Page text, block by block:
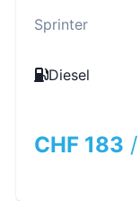
Sprinter
Diesel
CHF 183 /